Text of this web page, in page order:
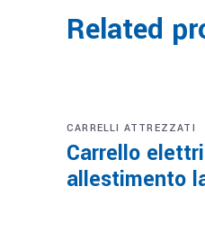
Related
CARRELLI ATTREZZATI
Carrello
allestimento